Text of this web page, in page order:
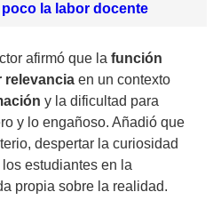
la labor docente
afirmó que la función
relevancia en un contexto
y la dificultad para
y lo engañoso. Añadió que
despertar la curiosidad
estudiantes en la
propia sobre la realidad.